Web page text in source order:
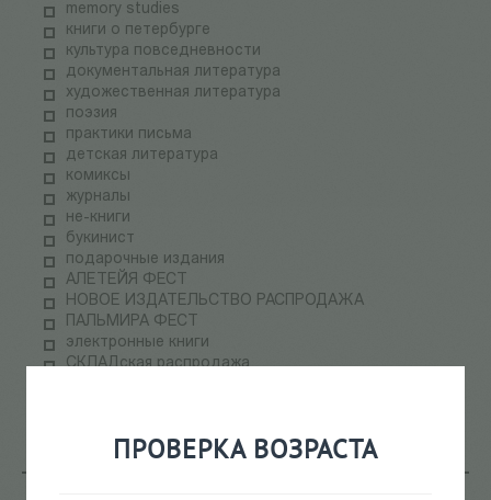
ПРОВЕРКА ВОЗРАСТА
memory studies
книги о петербурге
культура повседневности
документальная литература
художественная литература
поэзия
практики письма
детская литература
комиксы
журналы
не-книги
букинист
подарочные издания
АЛЕТЕЙЯ ФЕСТ
НОВОЕ ИЗДАТЕЛЬСТВО РАСПРОДАЖА
ПАЛЬМИРА ФЕСТ
электронные книги
СКЛАДская распродажа